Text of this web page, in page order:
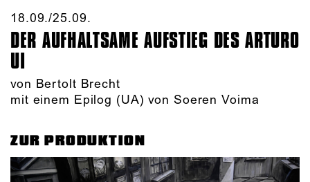
18.09./​25.09.​
DER AUFHALTSAME AUFSTIEG DES ARTURO
UI
von Bertolt Brecht
mit einem Epilog (UA) von Soeren Voima
ZUR PRODUKTION